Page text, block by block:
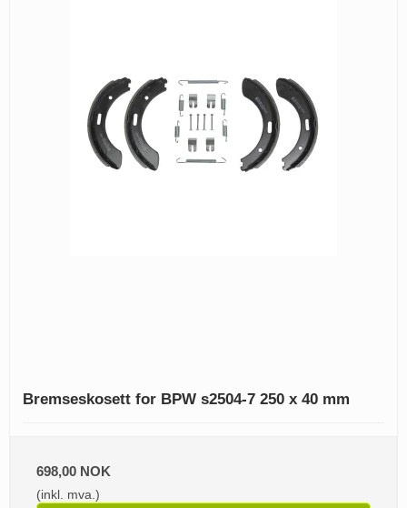
Bremseskosett for BPW s2504-7 250 x 40 mm
698,00 NOK
(inkl. mva.)